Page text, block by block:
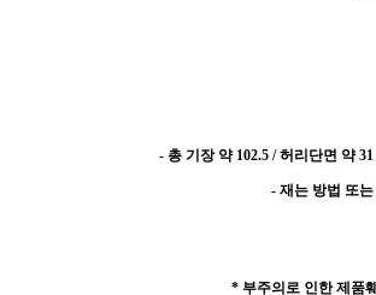
- 총 기장 약 102.5 / 허리단면 약
- 재는 방법 또
* 부주의로 인한 제품